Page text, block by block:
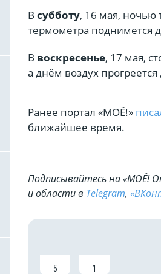
В субботу, 16 мая, ночью
термометра поднимется
В воскресенье, 17 мая,
а днём воздух
Ранее портал «МОЁ!»
ближайшее время.
Подписывайтесь на «МОЁ!
и области в Telegram,
5 1